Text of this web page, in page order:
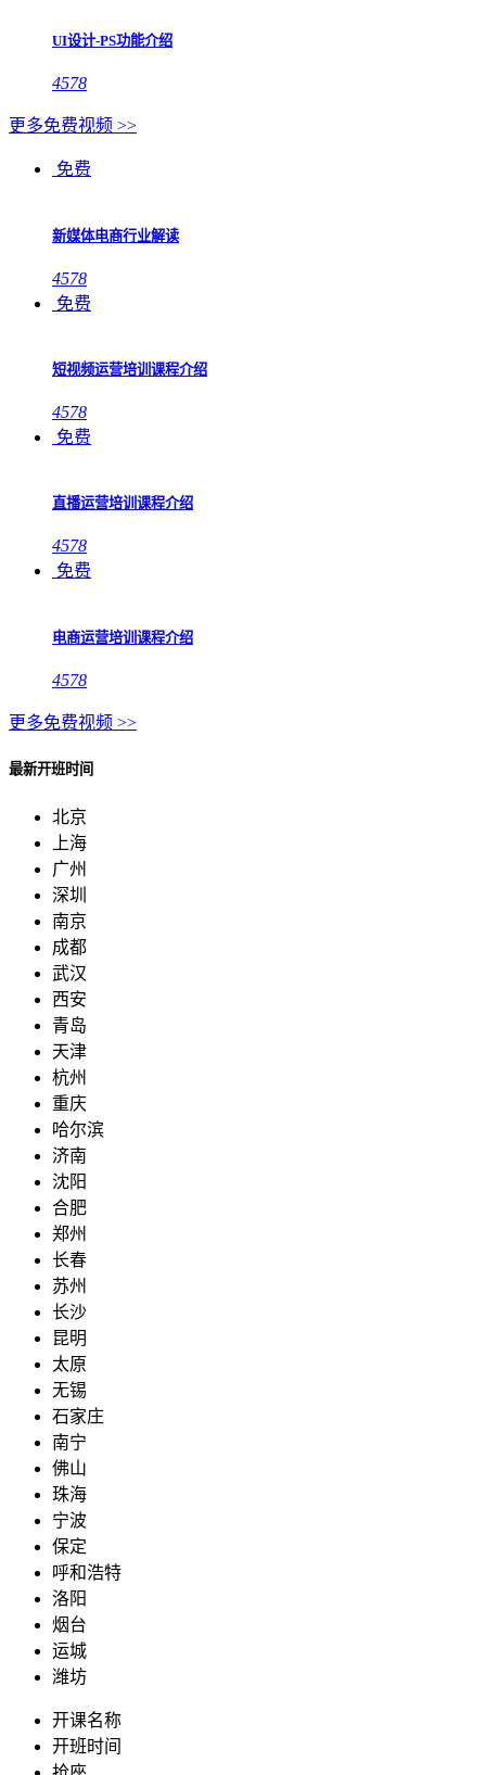
UI设计-PS功能介绍
4578
更多免费视频 >>
免费
新媒体电商行业解读
4578
免费
短视频运营培训课程介绍
4578
免费
直播运营培训课程介绍
4578
免费
电商运营培训课程介绍
4578
更多免费视频 >>
最新开班时间
北京
上海
广州
深圳
南京
成都
武汉
西安
青岛
天津
杭州
重庆
哈尔滨
济南
沈阳
合肥
郑州
长春
苏州
长沙
昆明
太原
无锡
石家庄
南宁
佛山
珠海
宁波
保定
呼和浩特
洛阳
烟台
运城
潍坊
开课名称
开班时间